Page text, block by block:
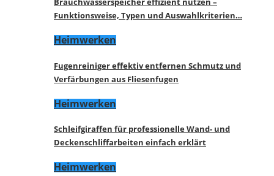
Funktionsweise, Typen und Auswahlkriterien…
Heimwerken
Fugenreiniger effektiv entfernen Schmutz und
Verfärbungen aus Fliesenfugen
Heimwerken
Schleifgiraffen für professionelle Wand- und
Deckenschliffarbeiten einfach erklärt
Heimwerken